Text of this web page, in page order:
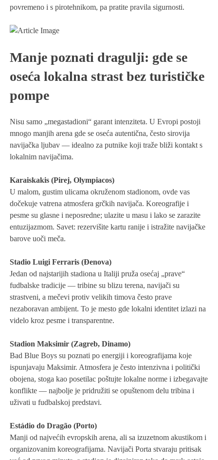
povremeno i s pirotehnikom, pa pratite pravila sigurnosti.
Manje poznati dragulji: gde se
oseća lokalna strast bez turističke
pompe
Nisu samo „megastadioni“ garant intenziteta. U Evropi postoji
mnogo manjih arena gde se oseća autentična, često sirovija
navijačka ljubav — idealno za putnike koji traže bliži kontakt s
lokalnim navijačima.
Karaiskakis (Pirej, Olympiacos)
U malom, gustim ulicama okruženom stadionom, ovde vas
dočekuje vatrena atmosfera grčkih navijača. Koreografije i
pesme su glasne i neposredne; ulazite u masu i lako se zarazite
entuzijazmom. Savet: rezervišite kartu ranije i istražite navijačke
barove uoči meča.
Stadio Luigi Ferraris (Đenova)
Jedan od najstarijih stadiona u Italiji pruža osećaj „prave“
fudbalske tradicije — tribine su blizu terena, navijači su
strastveni, a mečevi protiv velikih timova često prave
nezaboravan ambijent. To je mesto gde lokalni identitet izlazi na
videlo kroz pesme i transparentne.
Stadion Maksimir (Zagreb, Dinamo)
Bad Blue Boys su poznati po energiji i koreografijama koje
ispunjavaju Maksimir. Atmosfera je često intenzivna i politički
obojena, stoga kao posetilac poštujte lokalne norme i izbegavajte
konflikte — najbolje je pridružiti se opuštenom delu tribina i
uživati u fudbalskoj predstavi.
Estádio do Dragão (Porto)
Manji od najvećih evropskih arena, ali sa izuzetnom akustikom i
organizovanim koreografijama. Navijači Porta stvaraju pritisak